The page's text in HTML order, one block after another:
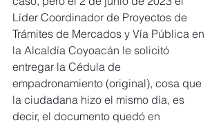
Líder Coordinador de Proyectos de
Trámites de Mercados y Vía Pública en
la Alcaldía Coyoacán le solicitó
entregar la Cédula de
empadronamiento (original), cosa que
la ciudadana hizo el mismo día, es
decir, el documento quedó en